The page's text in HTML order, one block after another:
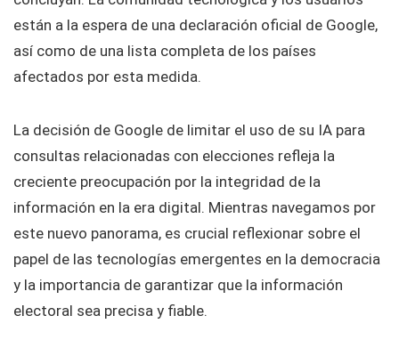
están a la espera de una declaración oficial de Google,
así como de una lista completa de los países
afectados por esta medida.
La decisión de Google de limitar el uso de su IA para
consultas relacionadas con elecciones refleja la
creciente preocupación por la integridad de la
información en la era digital. Mientras navegamos por
este nuevo panorama, es crucial reflexionar sobre el
papel de las tecnologías emergentes en la democracia
y la importancia de garantizar que la información
electoral sea precisa y fiable.